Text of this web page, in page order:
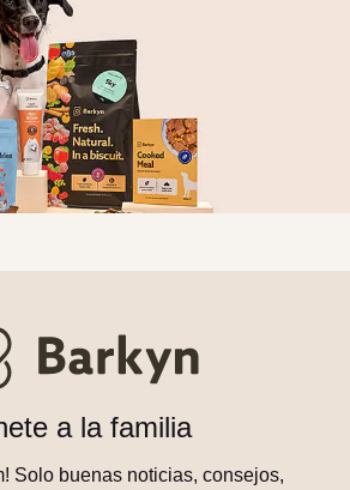
a la familia
Solo buenas noticias, consejos,